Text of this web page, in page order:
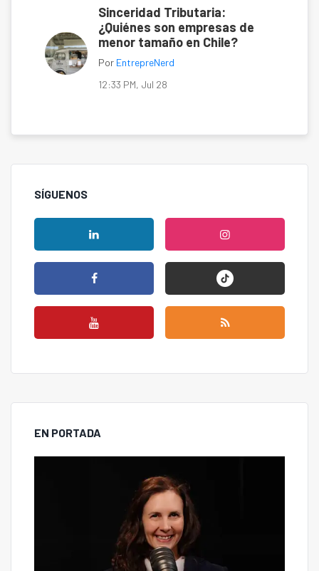
Sinceridad Tributaria:
¿Quiénes son empresas de
menor tamaño en Chile?
Por EntrepreNerd
12:33 PM, Jul 28
SÍGUENOS
EN PORTADA